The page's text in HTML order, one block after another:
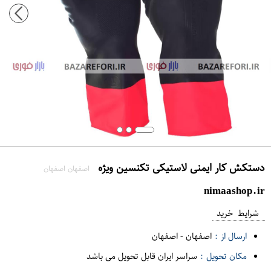
دستکش کار ایمنی لاستیکی تکنسین ویژه اصفهان اصفهان
nimaashop.ir
شرایط خرید
ارسال از : اصفهان-اصفهان
مکان تحویل : سراسر ایران قابل تحویل می باشد